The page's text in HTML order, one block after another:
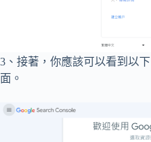
3、接著，你應該可以看到以下
面。